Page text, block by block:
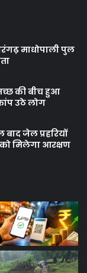
माधोपाली पुल
की बीच हुआ
उठे लोग
जेल प्रहरियों
को मिलेगा आरक्षण